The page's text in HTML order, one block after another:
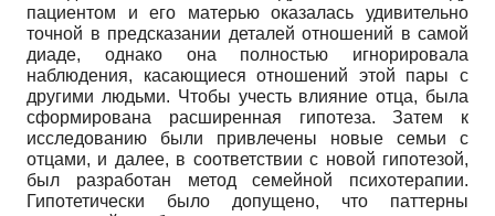
пациентом и его матерью оказалась удивительно
точной в предсказании деталей отношений в самой
диаде, однако она полностью игнорировала
наблюдения, касающиеся отношений этой пары с
другими людьми. Чтобы учесть влияние отца, была
сформирована расширенная гипотеза. Затем к
исследованию были привлечены новые семьи с
отцами, и далее, в соответствии с новой гипотезой,
был разработан метод семейной психотерапии.
Гипотетически было допущено, что паттерны